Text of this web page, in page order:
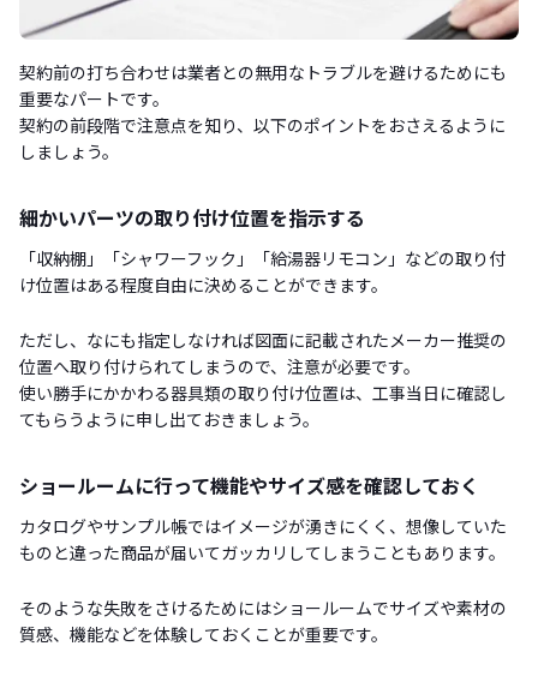
契約前の打ち合わせは業者との無用なトラブルを避けるためにも
重要なパートです。
契約の前段階で注意点を知り、以下のポイントをおさえるように
しましょう。
細かいパーツの取り付け位置を指示する
「収納棚」「シャワーフック」「給湯器リモコン」などの取り付
け位置はある程度自由に決めることができます。
ただし、なにも指定しなければ図面に記載されたメーカー推奨の
位置へ取り付けられてしまうので、注意が必要です。
使い勝手にかかわる器具類の取り付け位置は、工事当日に確認し
てもらうように申し出ておきましょう。
ショールームに行って機能やサイズ感を確認しておく
カタログやサンプル帳ではイメージが湧きにくく、想像していた
ものと違った商品が届いてガッカリしてしまうこともあります。
そのような失敗をさけるためにはショールームでサイズや素材の
質感、機能などを体験しておくことが重要です。